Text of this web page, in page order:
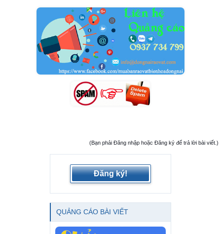
(Bạn phải Đăng nhập hoặc Đăng ký để trả lời bài viết.)
Đăng ký!
QUẢNG CÁO BÀI VIẾT